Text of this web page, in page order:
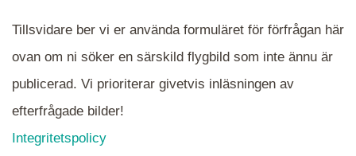
Tillsvidare ber vi er använda formuläret för förfrågan här
ovan om ni söker en särskild flygbild som inte ännu är
publicerad. Vi prioriterar givetvis inläsningen av
efterfrågade bilder!
Integritetspolicy